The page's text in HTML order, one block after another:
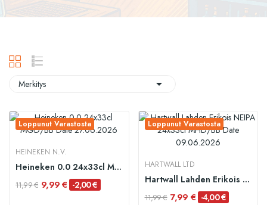
Merkitys 
Loppunut Varastosta
HEINEKEN N.V.
Heineken 0.0 24x33cl MGD/BB Date 27.06.2026
11,99 € 9,99 € -2,00 €
Loppunut Varastosta
HARTWALL LTD
Hartwall Lahden Erikois NEIPA 24x33cl MHD/BB...
11,99 € 7,99 € -4,00 €